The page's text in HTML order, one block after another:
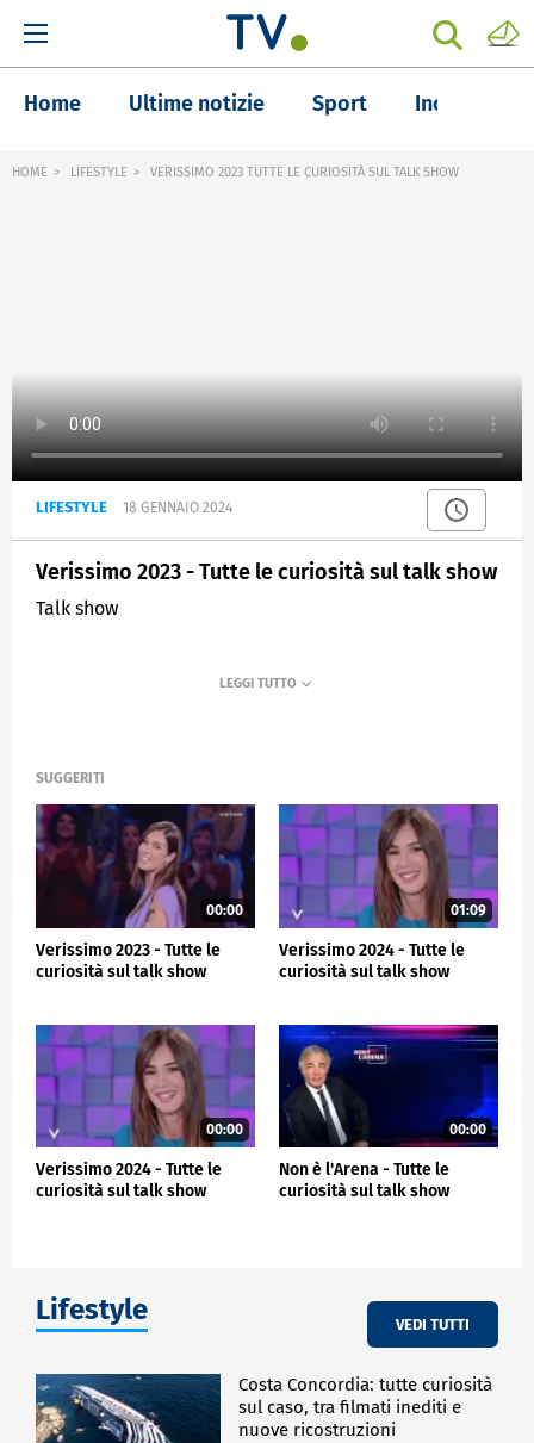
Home Ultime notizie Sport Inchieste
HOME LIFESTYLE VERISSIMO 2023 TUTTE LE CURIOSITÀ SUL TALK SHOW
LIFESTYLE 18 GENNAIO 2024
Verissimo 2023 - Tutte le curiosità sul talk show
Talk show
SUGGERITI
00:00
Verissimo 2023 - Tutte le
curiosità sul talk show
01:09
Verissimo 2024 - Tutte le
curiosità sul talk show
00:00
Verissimo 2024 - Tutte le
curiosità sul talk show
00:00
Non è l'Arena - Tutte le
curiosità sul talk show
Lifestyle VEDI TUTTI
Costa Concordia: tutte curiosità
sul caso, tra filmati inediti e
nuove ricostruzioni